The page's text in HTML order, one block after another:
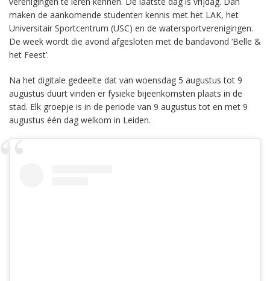
maken de aankomende studenten kennis met het LAK, het
Universitair Sportcentrum (USC) en de watersportverenigingen.
De week wordt die avond afgesloten met de bandavond ‘Belle &
het Feest’.
Na het digitale gedeelte dat van woensdag 5 augustus tot 9
augustus duurt vinden er fysieke bijeenkomsten plaats in de
stad. Elk groepje is in de periode van 9 augustus tot en met 9
augustus één dag welkom in Leiden.